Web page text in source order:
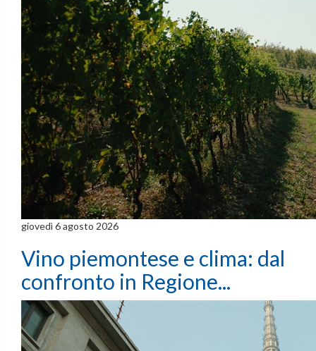
giovedì 6 agosto 2026
Vino piemontese e clima: dal
confronto in Regione...